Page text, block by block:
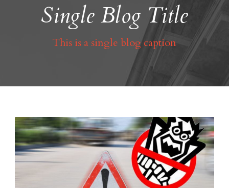
Single Blog Title
This is a single blog caption